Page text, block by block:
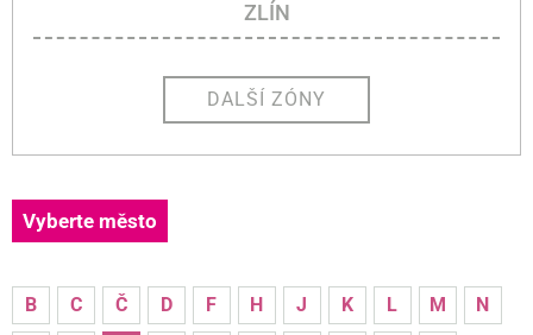
ZLÍN
DALŠÍ ZÓNY
Vyberte město
B C Č D F H J K L M
N